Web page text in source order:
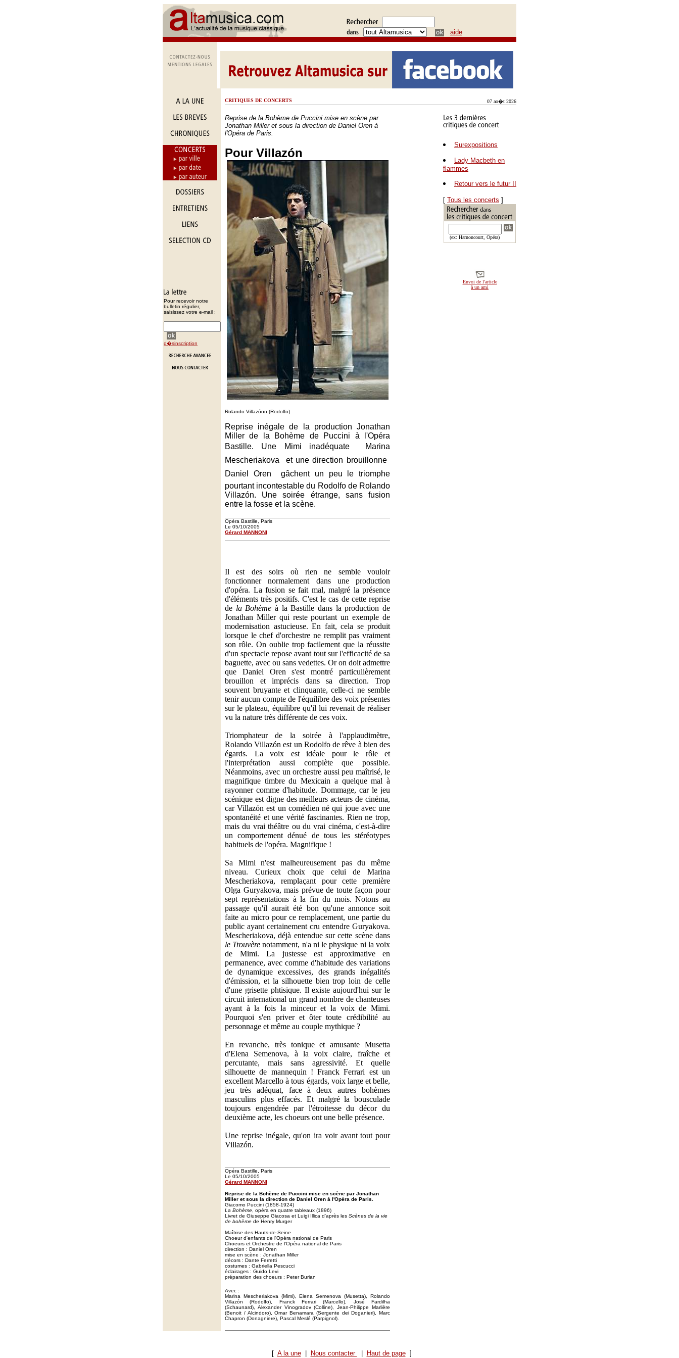
aide
Pour recevoir notre
bulletin régulier,
saisissez votre e-mail :
d�sinscription
CRITIQUES DE CONCERTS 07 ao�t 2026
Reprise de la Bohème de Puccini mise en scène par
Jonathan Miller et sous la direction de Daniel Oren à
l'Opéra de Paris.
Pour Villazón
Rolando Villazóon (Rodolfo)
Reprise inégale de la production Jonathan
Miller de la Bohème de Puccini à l'Opéra
Bastille. Une Mimi inadéquate  Marina
Mescheriakova  et une direction brouillonne 
Daniel Oren  gâchent un peu le triomphe
pourtant incontestable du Rodolfo de Rolando
Villazón. Une soirée étrange, sans fusion
entre la fosse et la scène.
Opéra Bastille, Paris
Le 05/10/2005
Gérard MANNONI
Surexpositions
Lady Macbeth en
flammes
Retour vers le futur II
[ Tous les concerts ]
(ex: Harnoncourt, Opéra)
Envoi de l'article
à un ami
Il est des soirs où rien ne semble vouloir
fonctionner normalement dans une production
d'opéra. La fusion se fait mal, malgré la présence
d'éléments très positifs. C'est le cas de cette reprise
de la Bohème à la Bastille dans la production de
Jonathan Miller qui reste pourtant un exemple de
modernisation astucieuse. En fait, cela se produit
lorsque le chef d'orchestre ne remplit pas vraiment
son rôle. On oublie trop facilement que la réussite
d'un spectacle repose avant tout sur l'efficacité de sa
baguette, avec ou sans vedettes. Or on doit admettre
que Daniel Oren s'est montré particulièrement
brouillon et imprécis dans sa direction. Trop
souvent bruyante et clinquante, celle-ci ne semble
tenir aucun compte de l'équilibre des voix présentes
sur le plateau, équilibre qu'il lui revenait de réaliser
vu la nature très différente de ces voix.
Triomphateur de la soirée à l'applaudimètre,
Rolando Villazón est un Rodolfo de rêve à bien des
égards. La voix est idéale pour le rôle et
l'interprétation aussi complète que possible.
Néanmoins, avec un orchestre aussi peu maîtrisé, le
magnifique timbre du Mexicain a quelque mal à
rayonner comme d'habitude. Dommage, car le jeu
scénique est digne des meilleurs acteurs de cinéma,
car Villazón est un comédien né qui joue avec une
spontanéité et une vérité fascinantes. Rien ne trop,
mais du vrai théâtre ou du vrai cinéma, c'est-à-dire
un comportement dénué de tous les stéréotypes
habituels de l'opéra. Magnifique !
Sa Mimi n'est malheureusement pas du même
niveau. Curieux choix que celui de Marina
Mescheriakova, remplaçant pour cette première
Olga Guryakova, mais prévue de toute façon pour
sept représentations à la fin du mois. Notons au
passage qu'il aurait été bon qu'une annonce soit
faite au micro pour ce remplacement, une partie du
public ayant certainement cru entendre Guryakova.
Mescheriakova, déjà entendue sur cette scène dans
le Trouvère notamment, n'a ni le physique ni la voix
de Mimi. La justesse est approximative en
permanence, avec comme d'habitude des variations
de dynamique excessives, des grands inégalités
d'émission, et la silhouette bien trop loin de celle
d'une grisette phtisique. Il existe aujourd'hui sur le
circuit international un grand nombre de chanteuses
ayant à la fois la minceur et la voix de Mimi.
Pourquoi s'en priver et ôter toute crédibilité au
personnage et même au couple mythique ?
En revanche, très tonique et amusante Musetta
d'Elena Semenova, à la voix claire, fraîche et
percutante, mais sans agressivité. Et quelle
silhouette de mannequin ! Franck Ferrari est un
excellent Marcello à tous égards, voix large et belle,
jeu très adéquat, face à deux autres bohèmes
masculins plus effacés. Et malgré la bousculade
toujours engendrée par l'étroitesse du décor du
deuxième acte, les choeurs ont une belle présence.
Une reprise inégale, qu'on ira voir avant tout pour
Villazón.
Opéra Bastille, Paris
Le 05/10/2005
Gérard MANNONI
Reprise de la Bohème de Puccini mise en scène par Jonathan
Miller et sous la direction de Daniel Oren à l'Opéra de Paris.
Giacomo Puccini (1858-1924)
La Bohème , opéra en quatre tableaux (1896)
Livret de Giuseppe Giacosa et Luigi Illica d'après les Scènes de la vie
de bohème de Henry Murger
Maîtrise des Hauts-de-Seine
Choeur d'enfants de l'Opéra national de Paris
Choeurs et Orchestre de l'Opéra national de Paris
direction : Daniel Oren
mise en scène : Jonathan Miller
décors : Dante Ferretti
costumes : Gabriella Pescucci
éclairages : Guido Levi
préparation des choeurs : Peter Burian
Avec :
Marina Mescheriakova (Mimi), Elena Semenova (Musetta), Rolando
Villazón (Rodolfo), Franck Ferrari (Marcello), José Fardilha
(Schaunard), Alexander Vinogradov (Colline), Jean-Philippe Marlière
(Benoit / Alcindoro), Omar Benamara (Sergente dei Doganieri), Marc
Chapron (Donagniere), Pascal Meslé (Parpignol).
[ A la une| Nous contacter Haut de page]